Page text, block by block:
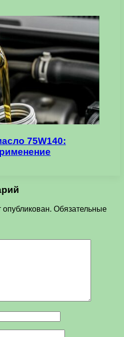
75W140:
Обязательные